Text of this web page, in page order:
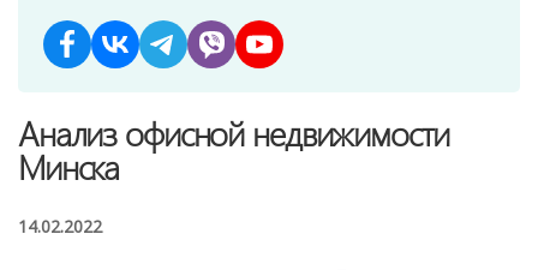
Анализ офисной недвижимости
Минска
14.02.2022